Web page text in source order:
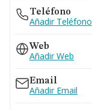
Teléfono
Añadir Teléfono
Web
Añadir Web
Email
Añadir Email